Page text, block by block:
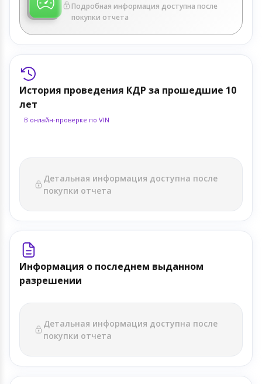
Подробная информация доступна после
покупки отчета
История проведения КДР за прошедшие 10
лет
В онлайн-проверке по VIN
Детальная информация доступна после
покупки отчета
Информация о последнем выданном
разрешении
Детальная информация доступна после
покупки отчета